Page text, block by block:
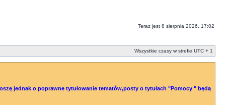
Teraz jest 8 sierpnia 2026, 17:02
Wszystkie czasy w strefie UTC + 1
jednak o poprawne tytułowanie tematów,posty o tytułach "Pomocy " będą